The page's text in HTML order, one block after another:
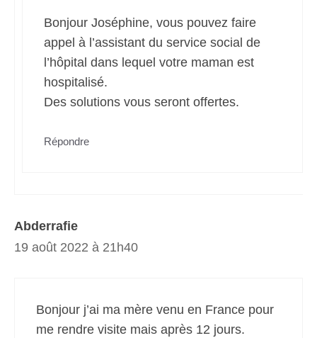
Bonjour Joséphine, vous pouvez faire
appel à l’assistant du service social de
l’hôpital dans lequel votre maman est
hospitalisé.
Des solutions vous seront offertes.
Répondre
Abderrafie
19 août 2022 à 21h40
Bonjour j’ai ma mère venu en France pour
me rendre visite mais après 12 jours.